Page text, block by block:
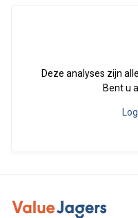
Deze analyses zijn
Bent u